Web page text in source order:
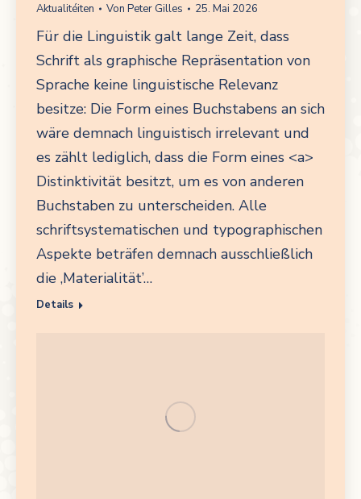
Aktualitéiten Von Peter Gilles 25. Mai 2026
Für die Linguistik galt lange Zeit, dass
Schrift als graphische Repräsentation von
Sprache keine linguistische Relevanz
besitze: Die Form eines Buchstabens an sich
wäre demnach linguistisch irrelevant und
es zählt lediglich, dass die Form eines <a>
Distinktivität besitzt, um es von anderen
Buchstaben zu unterscheiden. Alle
schriftsystematischen und typographischen
Aspekte beträfen demnach ausschließlich
die ‚Materialität’…
Details